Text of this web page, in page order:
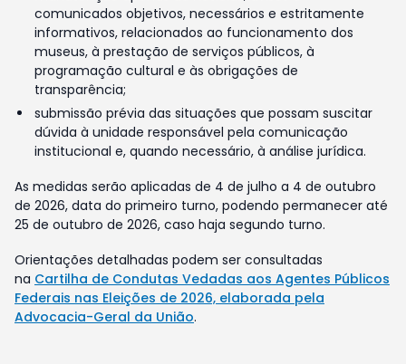
comunicados objetivos, necessários e estritamente
informativos, relacionados ao funcionamento dos
museus, à prestação de serviços públicos, à
programação cultural e às obrigações de
transparência;
submissão prévia das situações que possam suscitar
dúvida à unidade responsável pela comunicação
institucional e, quando necessário, à análise jurídica.
As medidas serão aplicadas de 4 de julho a 4 de outubro
de 2026, data do primeiro turno, podendo permanecer até
25 de outubro de 2026, caso haja segundo turno.
Orientações detalhadas podem ser consultadas
na Cartilha de Condutas Vedadas aos Agentes Públicos
Federais nas Eleições de 2026, elaborada pela
Advocacia-Geral da União.